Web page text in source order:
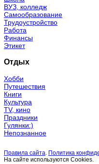
ВУЗ, колледж
Самообразование
Трудоустройство
Работа
Финансы
Этикет
Отдых
Хобби
Путешествия
Книги
Культура
TV, кино
Праздники
Гулянки:)
Непознанное
Правила сайта. Политика
На сайте используются Cookies.